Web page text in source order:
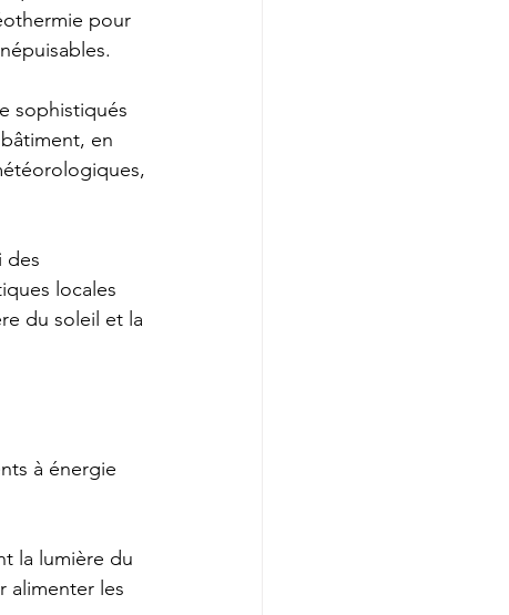
pour
sophistiqués
en
des
locales
du soleil et la
à énergie
la lumière du
alimenter les